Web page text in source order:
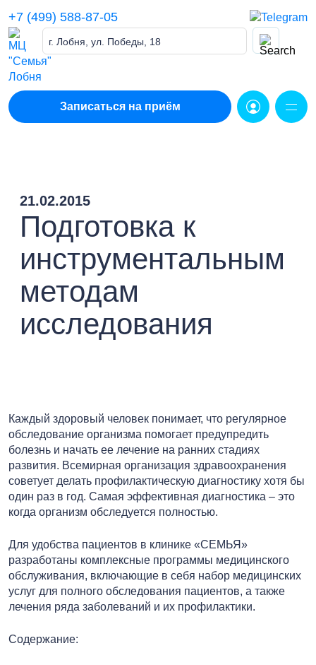
content
+7 (499) 588-87-05
г. Лобня, ул. Победы, 18
Записаться на приём
21.02.2015
Подготовка к
инструментальным
методам
исследования
Каждый здоровый человек понимает, что регулярное
обследование организма помогает предупредить
болезнь и начать ее лечение на ранних стадиях
развития. Всемирная организация здравоохранения
советует делать профилактическую диагностику хотя бы
один раз в год. Самая эффективная диагностика – это
когда организм обследуется полностью.
Для удобства пациентов в клинике «СЕМЬЯ»
разработаны комплексные программы медицинского
обслуживания, включающие в себя набор медицинских
услуг для полного обследования пациентов, а также
лечения ряда заболеваний и их профилактики.
Содержание: